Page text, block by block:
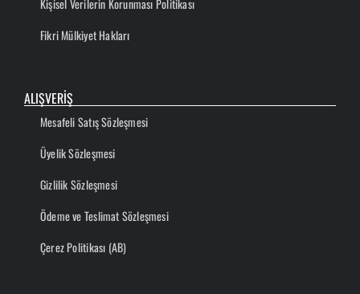
Kişisel Verilerin Korunması Politikası
Fikri Mülkiyet Hakları
ALIŞVERİŞ
Mesafeli Satış Sözleşmesi
Üyelik Sözleşmesi
Gizlilik Sözleşmesi
Ödeme ve Teslimat Sözleşmesi
Çerez Politikası (AB)